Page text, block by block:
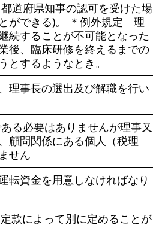
道府県知事の認可を受けた場
ができる)。 ＊例外規定 理
続することが不可能となった
後、臨床研修を終えるまでの
するようなとき。
理事長の選出及び解職を行い
る必要はありませんが理事又
顧問関係にある個人（税理
せん
転資金を用意しなければなり
款によって別に定めることが